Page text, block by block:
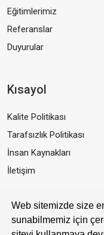
Web sitemizde size
sunabilmemiz için
Eğitimlerimiz
Referanslar
Duyurular
Kısayol
Kalite Politikası
Tarafsızlık Politikası
İnsan Kaynakları
İletişim
Bizden Haberdar